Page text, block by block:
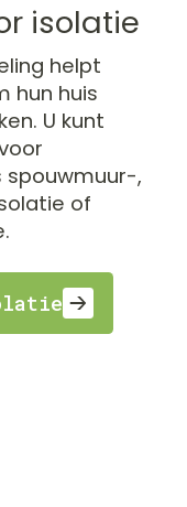
isolatie
helpt
hun huis
U kunt
,
of